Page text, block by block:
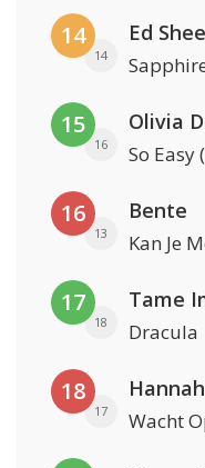
14
14
Ed
15
16
Olivia
So Easy
16
13
Bente
Kan Je
17
18
Tame
Dracula
18
17 Wacht